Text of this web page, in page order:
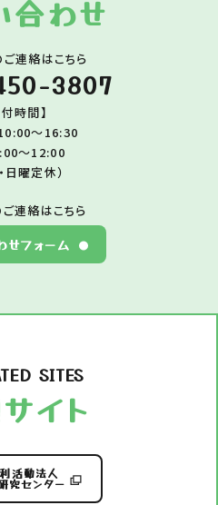
合わせ
連絡はこちら
3807
付時間】
～16:30
～12:00
日曜定休）
連絡はこちら
せフォーム
SITES
イト
活動法人
究センター